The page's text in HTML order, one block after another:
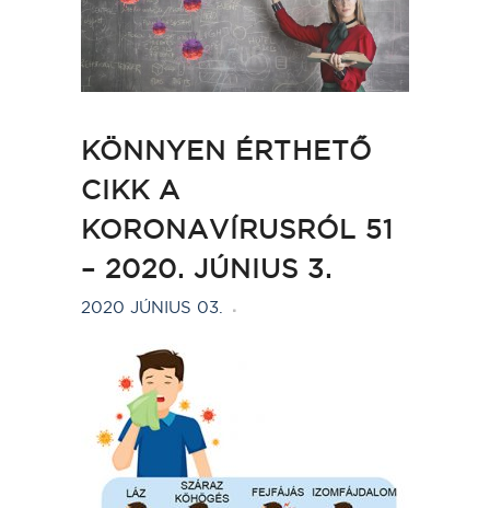
KÖNNYEN ÉRTHETŐ
CIKK A
KORONAVÍRUSRÓL 51
– 2020. JÚNIUS 3.
2020 JÚNIUS 03.